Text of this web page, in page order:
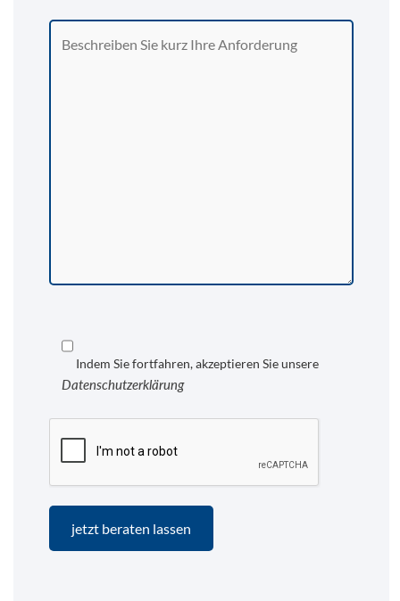
Indem Sie fortfahren, akzeptieren Sie unsere
Datenschutzerklärung